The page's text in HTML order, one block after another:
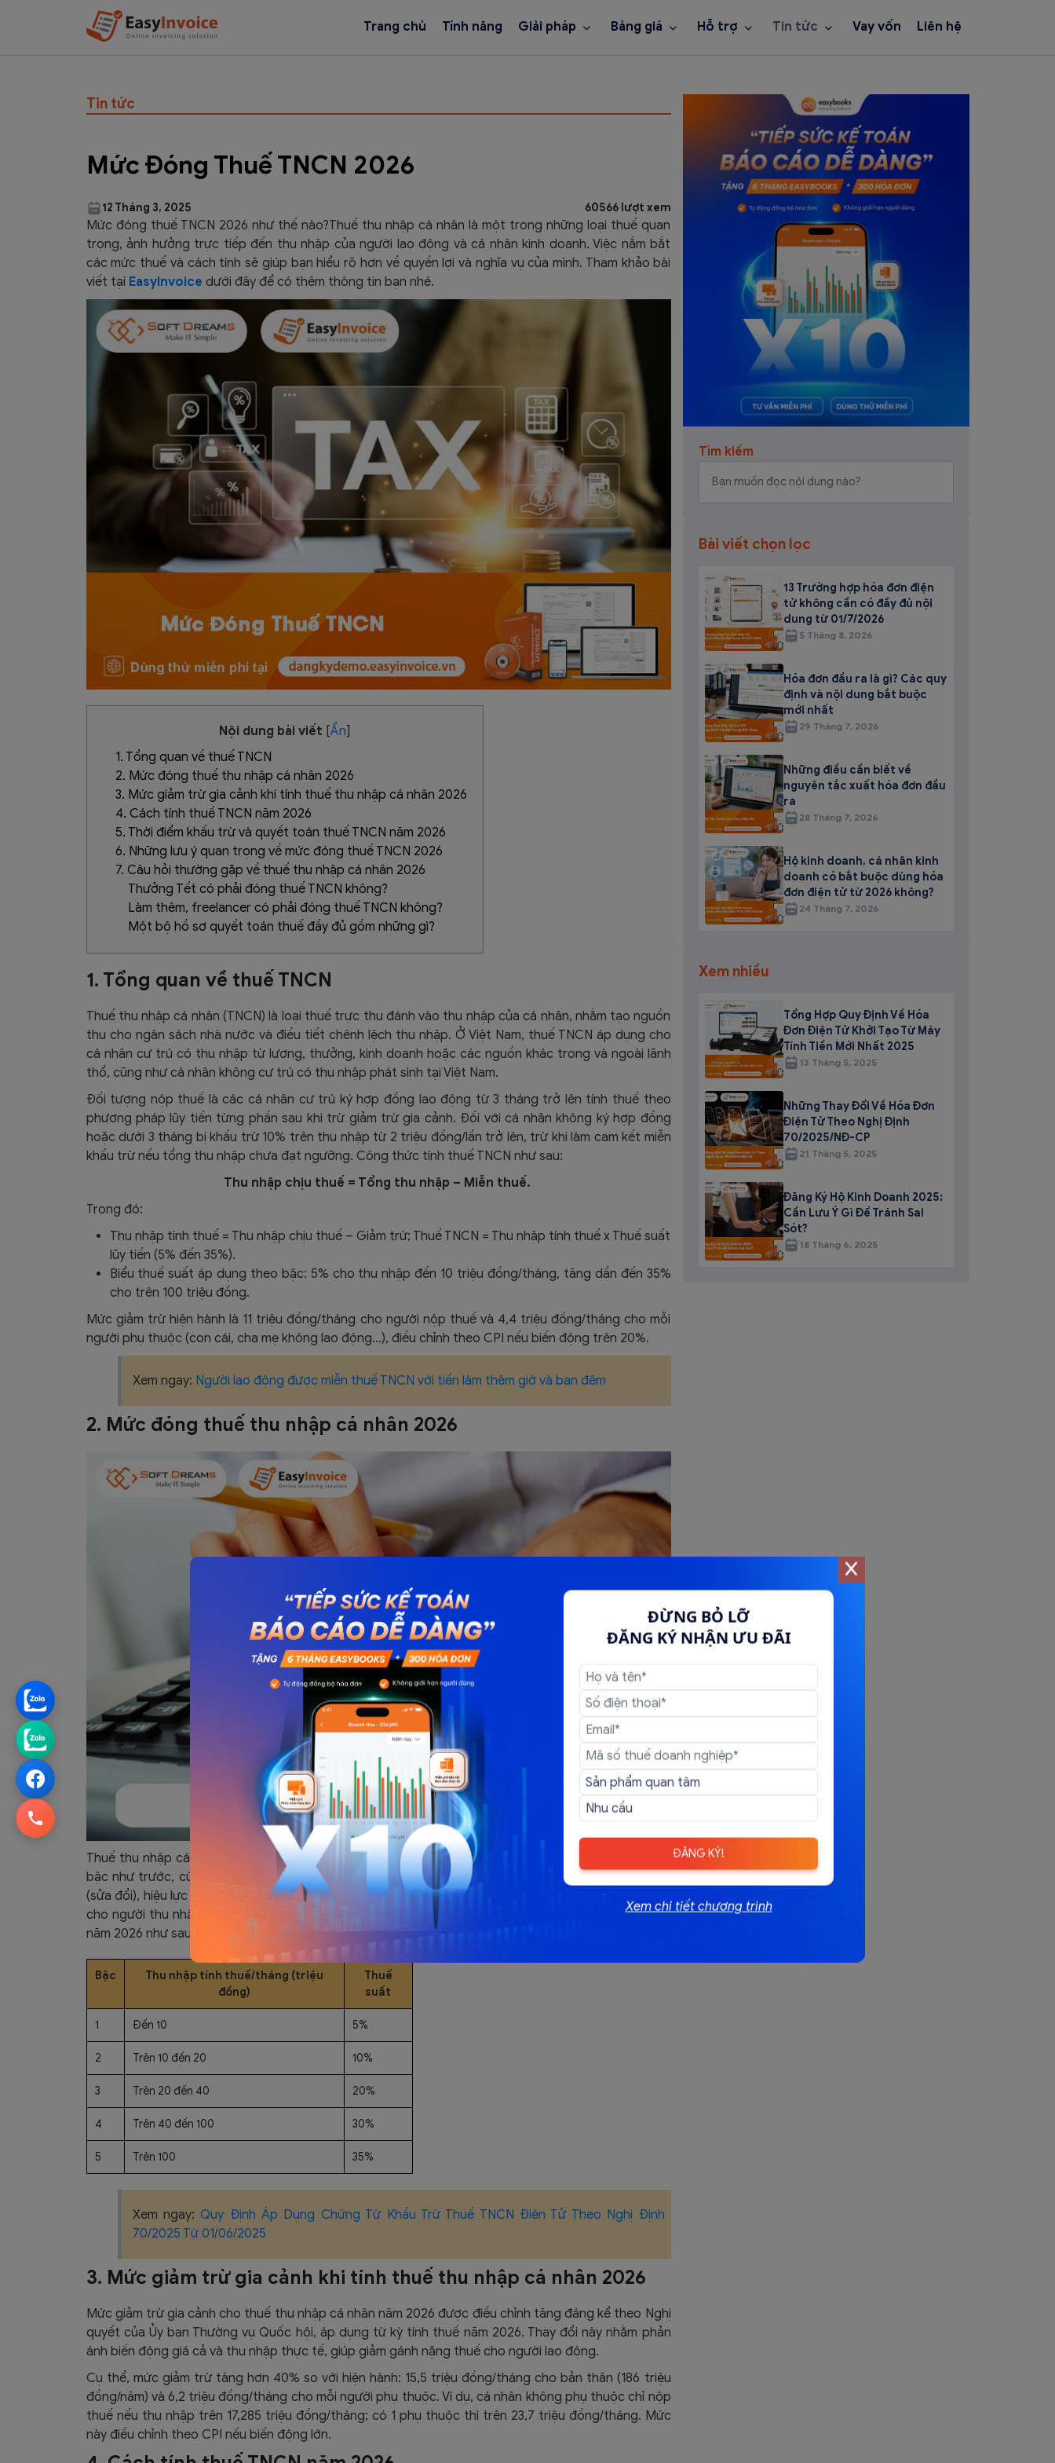
Trang chủ Tính năng Giải pháp Bảng giá Hỗ trợ Tin tức Vay vốn Liên hệ
ĐỪNG BỎ LỠ
ĐĂNG KÝ NHẬN ƯU ĐÃI
ĐĂNG KÝ!
Xem chi tiết chương trình
Tin tức
Mức Đóng Thuế TNCN 2026
12 Tháng 3, 2025 60566 lượt xem
Mức đóng thuế TNCN 2026 như thế nào?Thuế thu nhập cá nhân là một trong những loại thuế quan
trọng, ảnh hưởng trực tiếp đến thu nhập của người lao động và cá nhân kinh doanh. Việc nắm bắt
các mức thuế và cách tính sẽ giúp bạn hiểu rõ hơn về quyền lợi và nghĩa vụ của mình. Tham khảo bài
viết tại EasyInvoice dưới đây để có thêm thông tin bạn nhé.
Nội dung bài viết [Ẩn]
1. Tổng quan về thuế TNCN
2. Mức đóng thuế thu nhập cá nhân 2026
3. Mức giảm trừ gia cảnh khi tính thuế thu nhập cá nhân 2026
4. Cách tính thuế TNCN năm 2026
5. Thời điểm khấu trừ và quyết toán thuế TNCN năm 2026
6. Những lưu ý quan trọng về mức đóng thuế TNCN 2026
7. Câu hỏi thường gặp về thuế thu nhập cá nhân 2026
Thưởng Tết có phải đóng thuế TNCN không?
Làm thêm, freelancer có phải đóng thuế TNCN không?
Một bộ hồ sơ quyết toán thuế đầy đủ gồm những gì?
1. Tổng quan về thuế TNCN
Thuế thu nhập cá nhân (TNCN) là loại thuế trực thu đánh vào thu nhập của cá nhân, nhằm tạo nguồn
thu cho ngân sách nhà nước và điều tiết chênh lệch thu nhập. Ở Việt Nam, thuế TNCN áp dụng cho
cá nhân cư trú có thu nhập từ lương, thưởng, kinh doanh hoặc các nguồn khác trong và ngoài lãnh
thổ, cũng như cá nhân không cư trú có thu nhập phát sinh tại Việt Nam.​
Đối tượng nộp thuế là các cá nhân cư trú ký hợp đồng lao động từ 3 tháng trở lên tính thuế theo
phương pháp lũy tiến từng phần sau khi trừ giảm trừ gia cảnh. Đối với cá nhân không ký hợp đồng
hoặc dưới 3 tháng bị khấu trừ 10% trên thu nhập từ 2 triệu đồng/lần trở lên, trừ khi làm cam kết miễn
khấu trừ nếu tổng thu nhập chưa đạt ngưỡng. Công thức tính thuế TNCN như sau:
Thu nhập chịu thuế = Tổng thu nhập – Miễn thuế.
Trong đó:
Thu nhập tính thuế = Thu nhập chịu thuế – Giảm trừ; Thuế TNCN = Thu nhập tính thuế x Thuế suất
lũy tiến (5% đến 35%).
Biểu thuế suất áp dụng theo bậc: 5% cho thu nhập đến 10 triệu đồng/tháng, tăng dần đến 35%
cho trên 100 triệu đồng.​
Mức giảm trừ hiện hành là 11 triệu đồng/tháng cho người nộp thuế và 4,4 triệu đồng/tháng cho mỗi
người phụ thuộc (con cái, cha mẹ không lao động…), điều chỉnh theo CPI nếu biến động trên 20%.​
Xem ngay: Người lao động được miễn thuế TNCN với tiền làm thêm giờ và ban đêm
2. Mức đóng thuế thu nhập cá nhân 2026
Thuế thu nhập cá nhân 2026 sẽ được áp dụng biểu thuế lũy tiến từng phần mới với 5 bậc, thay vì 7
bậc như trước, cùng mức giảm trừ gia cảnh tăng đáng kể. Những thay đổi này từ Luật Thuế TNCN
(sửa đổi), hiệu lực chủ yếu từ kỳ tính thuế năm 2026, giúp nâng ngưỡng chịu thuế và giảm gánh nặng
cho người thu nhập trung bình.​ Biểu thuế áp dụng từ 1/1/2026 cho khấu trừ tạm tính và quyết toán
năm 2026 như sau:
Bậc
Thu nhập tính thuế/tháng (triệu
đồng)
Thuế
suất
1 Đến 10 5%
2 Trên 10 đến 20 10%
3 Trên 20 đến 40 20%
4 Trên 40 đến 100 30%
5 Trên 100 35%
Xem ngay:Quy Định Áp Dụng Chứng Từ Khấu Trừ Thuế TNCN Điện Tử Theo Nghị Định
70/2025 Từ 01/06/2025
3. Mức giảm trừ gia cảnh khi tính thuế thu nhập cá nhân 2026
Mức giảm trừ gia cảnh cho thuế thu nhập cá nhân năm 2026 được điều chỉnh tăng đáng kể theo Nghị
quyết của Ủy ban Thường vụ Quốc hội, áp dụng từ kỳ tính thuế năm 2026. Thay đổi này nhằm phản
ánh biến động giá cả và thu nhập thực tế, giúp giảm gánh nặng thuế cho người lao động.​
Cụ thể, mức giảm trừ tăng hơn 40% so với hiện hành: 15,5 triệu đồng/tháng cho bản thân (186 triệu
đồng/năm) và 6,2 triệu đồng/tháng cho mỗi người phụ thuộc. Ví dụ, cá nhân không phụ thuộc chỉ nộp
thuế nếu thu nhập trên 17,285 triệu đồng/tháng; có 1 phụ thuộc thì trên 23,7 triệu đồng/tháng. Mức
này điều chỉnh theo CPI nếu biến động lớn.​
Tìm kiếm
Bài viết chọn lọc
13 Trường hợp hóa đơn điện
tử không cần có đầy đủ nội
dung từ 01/7/2026
5 Tháng 8, 2026
Hóa đơn đầu ra là gì? Các quy
định và nội dung bắt buộc
mới nhất
29 Tháng 7, 2026
Những điều cần biết về
nguyên tắc xuất hóa đơn đầu
ra
28 Tháng 7, 2026
Hộ kinh doanh, cá nhân kinh
doanh có bắt buộc dùng hóa
đơn điện tử từ 2026 không?
24 Tháng 7, 2026
Xem nhiều
Tổng Hợp Quy Định Về Hóa
Đơn Điện Tử Khởi Tạo Từ Máy
Tính Tiền Mới Nhất 2025
13 Tháng 5, 2025
Những Thay Đổi Về Hóa Đơn
Điện Tử Theo Nghị Định
70/2025/NĐ-CP
21 Tháng 5, 2025
Đăng Ký Hộ Kinh Doanh 2025:
Cần Lưu Ý Gì Để Tránh Sai
Sót?
18 Tháng 6, 2025